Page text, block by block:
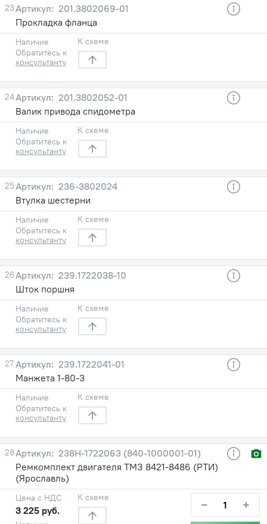
23
201.3802069-01
Прокладка фланца
Наличие
Обратитесь к
консультанту
К схеме
24
201.3802052-01
Валик привода спидометра
Наличие
Обратитесь к
консультанту
К схеме
25
236-3802024
Втулка шестерни
Наличие
Обратитесь к
консультанту
К схеме
26
239.1722038-10
Шток поршня
Наличие
Обратитесь к
консультанту
К схеме
27
239.1722041-01
Манжета 1-80-3
Наличие
Обратитесь к
консультанту
К схеме
28
238Н-1722063 (840-1000001-01)
Ремкомплект двигателя ТМЗ 8421-8486 (РТИ)
(Ярославль)
Цена с НДС
3 225 руб.
К схеме − +